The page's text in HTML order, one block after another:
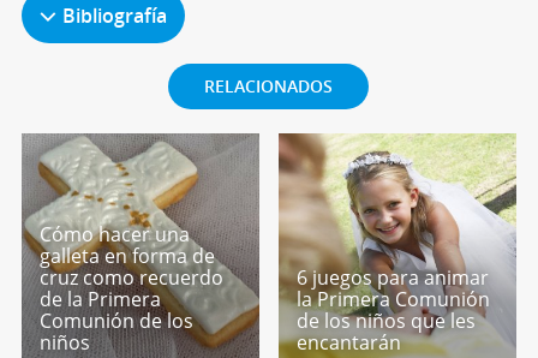
Bibliografía
RELACIONADOS
Cómo hacer una
galleta en forma de
cruz como recuerdo
de la Primera
Comunión de los
niños
6 juegos para animar
la Primera Comunión
de los niños que les
encantarán